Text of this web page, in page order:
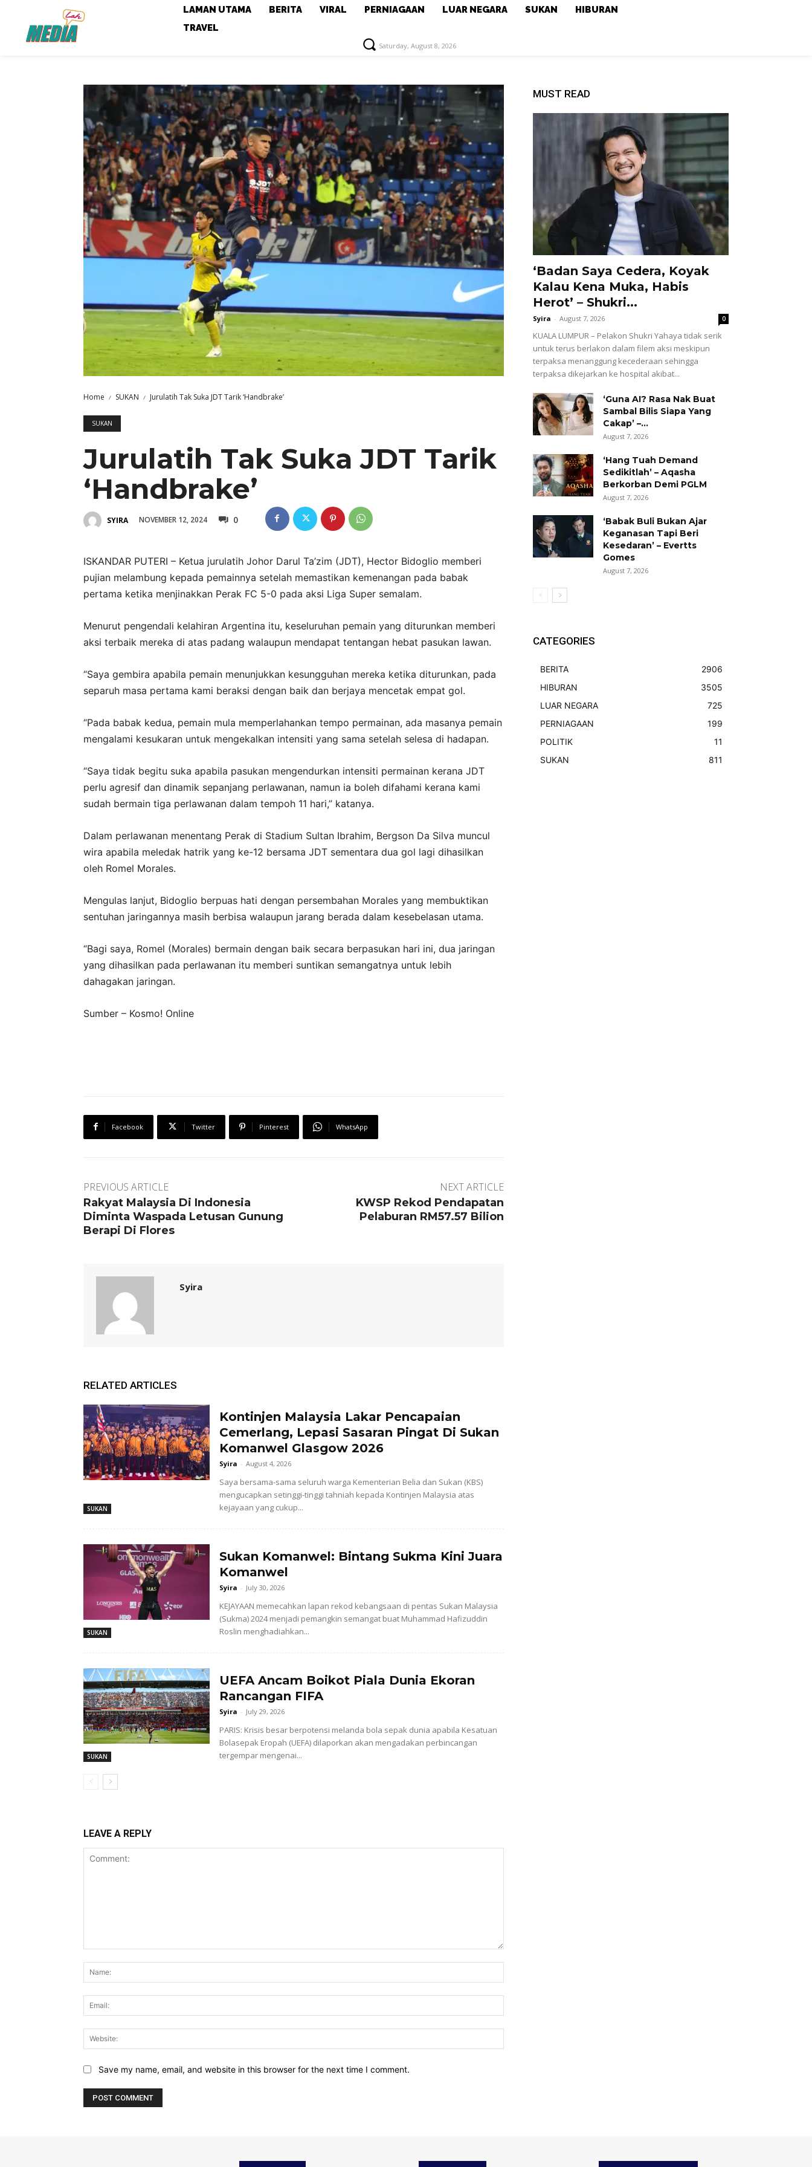
LAMAN UTAMA BERITA VIRAL PERNIAGAAN LUAR NEGARA SUKAN
HIBURAN
TRAVEL
Saturday, August 8, 2026
Home SUKAN Jurulatih Tak Suka JDT Tarik ‘Handbrake’
SUKAN
Jurulatih Tak Suka JDT Tarik
‘Handbrake’
SYIRA NOVEMBER 12, 2024 0
ISKANDAR PUTERI – Ketua jurulatih Johor Darul Ta’zim (JDT), Hector Bidoglio memberi
pujian melambung kepada pemainnya setelah memastikan kemenangan pada babak
pertama ketika menjinakkan Perak FC 5-0 pada aksi Liga Super semalam.
Menurut pengendali kelahiran Argentina itu, keseluruhan pemain yang diturunkan memberi
aksi terbaik mereka di atas padang walaupun mendapat tentangan hebat pasukan lawan.
“Saya gembira apabila pemain menunjukkan kesungguhan mereka ketika diturunkan, pada
separuh masa pertama kami beraksi dengan baik dan berjaya mencetak empat gol.
“Pada babak kedua, pemain mula memperlahankan tempo permainan, ada masanya pemain
mengalami kesukaran untuk mengekalkan intensiti yang sama setelah selesa di hadapan.
“Saya tidak begitu suka apabila pasukan mengendurkan intensiti permainan kerana JDT
perlu agresif dan dinamik sepanjang perlawanan, namun ia boleh difahami kerana kami
sudah bermain tiga perlawanan dalam tempoh 11 hari,” katanya.
Dalam perlawanan menentang Perak di Stadium Sultan Ibrahim, Bergson Da Silva muncul
wira apabila meledak hatrik yang ke-12 bersama JDT sementara dua gol lagi dihasilkan
oleh Romel Morales.
Mengulas lanjut, Bidoglio berpuas hati dengan persembahan Morales yang membuktikan
sentuhan jaringannya masih berbisa walaupun jarang berada dalam kesebelasan utama.
“Bagi saya, Romel (Morales) bermain dengan baik secara berpasukan hari ini, dua jaringan
yang dihasilkan pada perlawanan itu memberi suntikan semangatnya untuk lebih
dahagakan jaringan.
Sumber – Kosmo! Online
Facebook Twitter Pinterest WhatsApp
PREVIOUS ARTICLE
Rakyat Malaysia Di Indonesia
Diminta Waspada Letusan Gunung
Berapi Di Flores
NEXT ARTICLE
KWSP Rekod Pendapatan
Pelaburan RM57.57 Bilion
Syira
RELATED ARTICLES
SUKAN
Kontinjen Malaysia Lakar Pencapaian
Cemerlang, Lepasi Sasaran Pingat Di Sukan
Komanwel Glasgow 2026
Syira - August 4, 2026
Saya bersama-sama seluruh warga Kementerian Belia dan Sukan (KBS)
mengucapkan setinggi-tinggi tahniah kepada Kontinjen Malaysia atas
kejayaan yang cukup...
SUKAN
Sukan Komanwel: Bintang Sukma Kini Juara
Komanwel
Syira - July 30, 2026
KEJAYAAN memecahkan lapan rekod kebangsaan di pentas Sukan Malaysia
(Sukma) 2024 menjadi pemangkin semangat buat Muhammad Hafizuddin
Roslin menghadiahkan...
SUKAN
UEFA Ancam Boikot Piala Dunia Ekoran
Rancangan FIFA
Syira - July 29, 2026
PARIS: Krisis besar berpotensi melanda bola sepak dunia apabila Kesatuan
Bolasepak Eropah (UEFA) dilaporkan akan mengadakan perbincangan
tergempar mengenai...
LEAVE A REPLY
Save my name, email, and website in this browser for the next time I comment.
MUST READ
‘Badan Saya Cedera, Koyak
Kalau Kena Muka, Habis
Herot’ – Shukri...
Syira - August 7, 2026 0
KUALA LUMPUR – Pelakon Shukri Yahaya tidak serik
untuk terus berlakon dalam filem aksi meskipun
terpaksa menanggung kecederaan sehingga
terpaksa dikejarkan ke hospital akibat...
‘Guna AI? Rasa Nak Buat
Sambal Bilis Siapa Yang
Cakap’ –...
August 7, 2026
‘Hang Tuah Demand
Sedikitlah’ – Aqasha
Berkorban Demi PGLM
August 7, 2026
‘Babak Buli Bukan Ajar
Keganasan Tapi Beri
Kesedaran’ – Evertts
Gomes
August 7, 2026
CATEGORIES
BERITA
2906
HIBURAN
3505
LUAR NEGARA
725
PERNIAGAAN
199
POLITIK
11
SUKAN
811